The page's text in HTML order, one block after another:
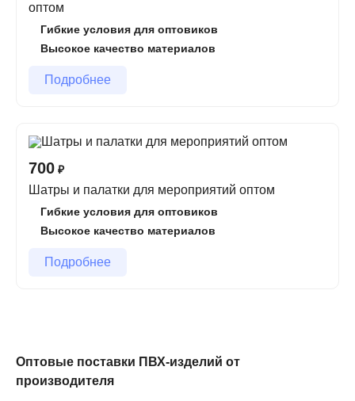
оптом
Гибкие условия для оптовиков
Высокое качество материалов
Подробнее
700 ₽
Шатры и палатки для мероприятий оптом
Гибкие условия для оптовиков
Высокое качество материалов
Подробнее
Оптовые поставки ПВХ-изделий от
производителя